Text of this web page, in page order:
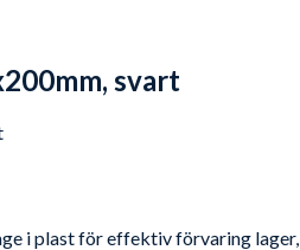
svart
i plast för effektiv förvaring